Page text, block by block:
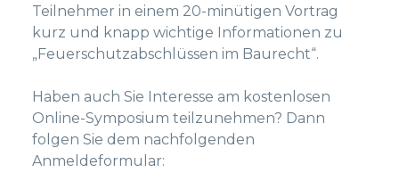
Teilnehmer in einem 20-minütigen Vortrag
kurz und knapp wichtige Informationen zu
„Feuerschutzabschlüssen im Baurecht“.
Haben auch Sie Interesse am kostenlosen
Online-Symposium teilzunehmen? Dann
folgen Sie dem nachfolgenden
Anmeldeformular: